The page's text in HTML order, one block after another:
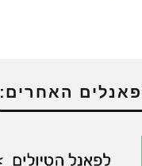
האחרים: